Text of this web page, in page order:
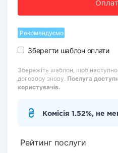
Рекомендуємо
Зберегти шаблон оплати
Збережіть шаблон, щоб
договору знову. Послуга
користувачів.
Комісія 1.52%, не
Рейтинг послуги